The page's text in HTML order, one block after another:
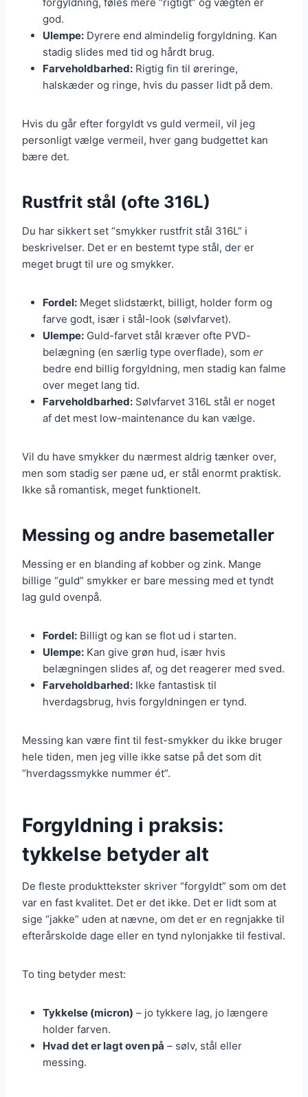
forgyldning, føles mere “rigtigt” og vægten er
god.
Ulempe: Dyrere end almindelig forgyldning. Kan
stadig slides med tid og hårdt brug.
Farveholdbarhed: Rigtig fin til øreringe,
halskæder og ringe, hvis du passer lidt på dem.
Hvis du går efter forgyldt vs guld vermeil, vil jeg
personligt vælge vermeil, hver gang budgettet kan
bære det.
Rustfrit stål (ofte 316L)
Du har sikkert set “smykker rustfrit stål 316L” i
beskrivelser. Det er en bestemt type stål, der er
meget brugt til ure og smykker.
Fordel: Meget slidstærkt, billigt, holder form og
farve godt, især i stål-look (sølvfarvet).
Ulempe: Guld-farvet stål kræver ofte PVD-
belægning (en særlig type overflade), som er
bedre end billig forgyldning, men stadig kan falme
over meget lang tid.
Farveholdbarhed: Sølvfarvet 316L stål er noget
af det mest low-maintenance du kan vælge.
Vil du have smykker du nærmest aldrig tænker over,
men som stadig ser pæne ud, er stål enormt praktisk.
Ikke så romantisk, meget funktionelt.
Messing og andre basemetaller
Messing er en blanding af kobber og zink. Mange
billige “guld” smykker er bare messing med et tyndt
lag guld ovenpå.
Fordel: Billigt og kan se flot ud i starten.
Ulempe: Kan give grøn hud, især hvis
belægningen slides af, og det reagerer med sved.
Farveholdbarhed: Ikke fantastisk til
hverdagsbrug, hvis forgyldningen er tynd.
Messing kan være fint til fest-smykker du ikke bruger
hele tiden, men jeg ville ikke satse på det som dit
“hverdagssmykke nummer ét”.
Forgyldning i praksis:
tykkelse betyder alt
De fleste produkttekster skriver “forgyldt” som om det
var en fast kvalitet. Det er det ikke. Det er lidt som at
sige “jakke” uden at nævne, om det er en regnjakke til
efterårskolde dage eller en tynd nylonjakke til festival.
To ting betyder mest:
Tykkelse (micron) – jo tykkere lag, jo længere
holder farven.
Hvad det er lagt oven på – sølv, stål eller
messing.